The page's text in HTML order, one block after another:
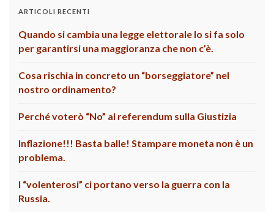
ARTICOLI RECENTI
Quando si cambia una legge elettorale lo si fa solo
per garantirsi una maggioranza che non c’è.
Cosa rischia in concreto un “borseggiatore” nel
nostro ordinamento?
Perché voterò “No” al referendum sulla Giustizia
Inflazione!!! Basta balle! Stampare moneta non è un
problema.
I “volenterosi” ci portano verso la guerra con la
Russia.